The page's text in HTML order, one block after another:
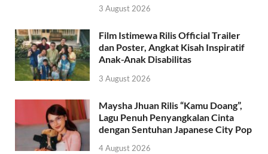
3 August 2026
Film Istimewa Rilis Official Trailer
dan Poster, Angkat Kisah Inspiratif
Anak-Anak Disabilitas
3 August 2026
Maysha Jhuan Rilis “Kamu Doang”,
Lagu Penuh Penyangkalan Cinta
dengan Sentuhan Japanese City Pop
4 August 2026